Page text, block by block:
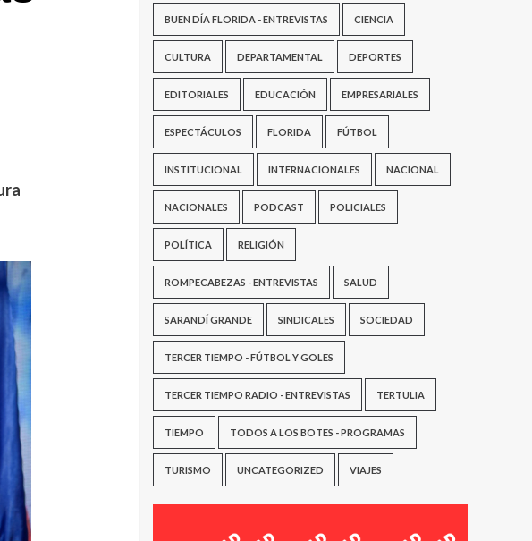
BUEN DÍA FLORIDA - ENTREVISTAS CIENCIA
CULTURA DEPARTAMENTAL DEPORTES
EDITORIALES EDUCACIÓN EMPRESARIALES
ESPECTÁCULOS FLORIDA FÚTBOL
INSTITUCIONAL INTERNACIONALES NACIONAL
NACIONALES PODCAST POLICIALES
POLÍTICA RELIGIÓN
ROMPECABEZAS - ENTREVISTAS SALUD
SARANDÍ GRANDE SINDICALES SOCIEDAD
TERCER TIEMPO - FÚTBOL Y GOLES
TERCER TIEMPO RADIO - ENTREVISTAS TERTULIA
TIEMPO TODOS A LOS BOTES - PROGRAMAS
TURISMO UNCATEGORIZED VIAJES